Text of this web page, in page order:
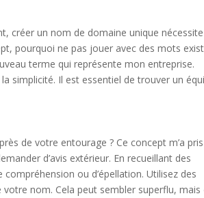
créer un nom de domaine unique nécessite
pourquoi ne pas jouer avec des mots
terme qui représente mon entreprise.
simplicité. Il est essentiel de trouver un
de votre entourage ? Ce concept m’a
d’avis extérieur. En recueillant des
ou d’épellation. Utilisez des
nom. Cela peut sembler superflu, mais